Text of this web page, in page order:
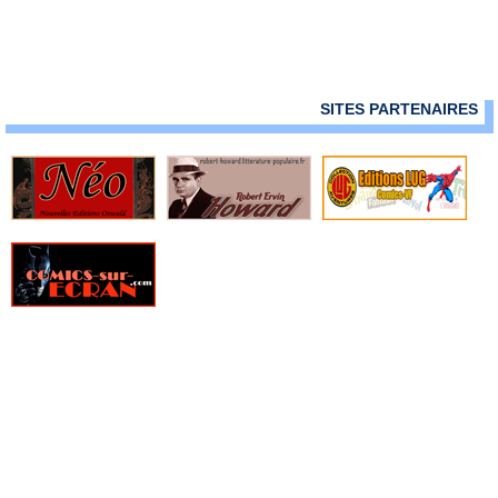
› Ether - Tome 1 - L'assassin de la flamme d'or
› Gideon Falls - Tome 1 - La grange noire
› Saga - Tome 9
› Southern Bastards 4 - Du fond des tripes
› I hate fairyland tome 4 - La pire contre-attaque
› Moonshine - Tome 2
› Black hammer présente : doctor star & le royaume des lendemain
perdus
› Black monday murders - Tome 2 - Une livre de chair
SITES PARTENAIRES